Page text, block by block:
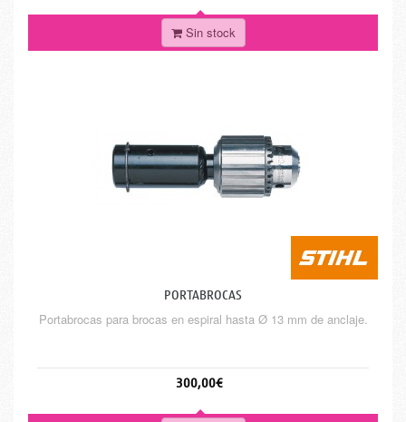
Sin stock
PORTABROCAS
Portabrocas para brocas en espiral hasta Ø 13 mm de anclaje.
300,00€